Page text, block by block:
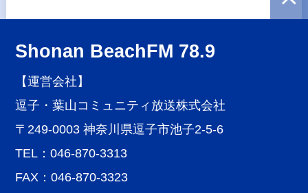
Shonan BeachFM 78.9
【運営会社】
逗子・葉山コミュニティ放送株式会社
〒249-0003 神奈川県逗子市池子2-5-6
TEL：046-870-3313
FAX：046-870-3323